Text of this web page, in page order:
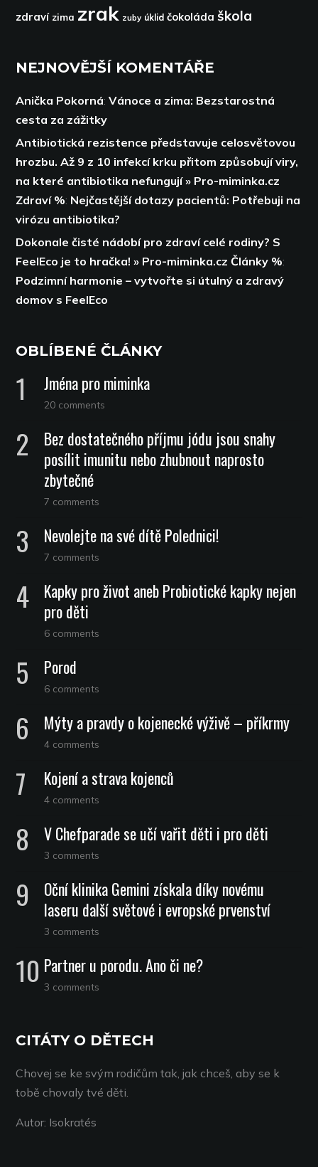
zdraví zima zrak zuby úklid čokoláda škola
NEJNOVĚJŠÍ KOMENTÁŘE
Anička Pokorná:Vánoce a zima: Bezstarostná
cesta za zážitky
Antibiotická rezistence představuje celosvětovou
hrozbu. Až 9 z 10 infekcí krku přitom způsobují viry,
na které antibiotika nefungují » Pro-miminka.cz
Zdraví %: Nejčastější dotazy pacientů: Potřebuji na
virózu antibiotika?
Dokonale čisté nádobí pro zdraví celé rodiny? S
FeelEco je to hračka! » Pro-miminka.cz Články %:
Podzimní harmonie – vytvořte si útulný a zdravý
domov s FeelEco
OBLÍBENÉ ČLÁNKY
Jména pro miminka
20 comments
Bez dostatečného příjmu jódu jsou snahy
posílit imunitu nebo zhubnout naprosto
zbytečné
7 comments
Nevolejte na své dítě Polednici!
7 comments
Kapky pro život aneb Probiotické kapky nejen
pro děti
6 comments
Porod
6 comments
Mýty a pravdy o kojenecké výživě – příkrmy
4 comments
Kojení a strava kojenců
4 comments
V Chefparade se učí vařit děti i pro děti
3 comments
Oční klinika Gemini získala díky novému
laseru další světové i evropské prvenství
3 comments
Partner u porodu. Ano či ne?
3 comments
CITÁTY O DĚTECH
Chovej se ke svým rodičům tak, jak chceš, aby se k
tobě chovaly tvé děti.
Autor: Isokratés